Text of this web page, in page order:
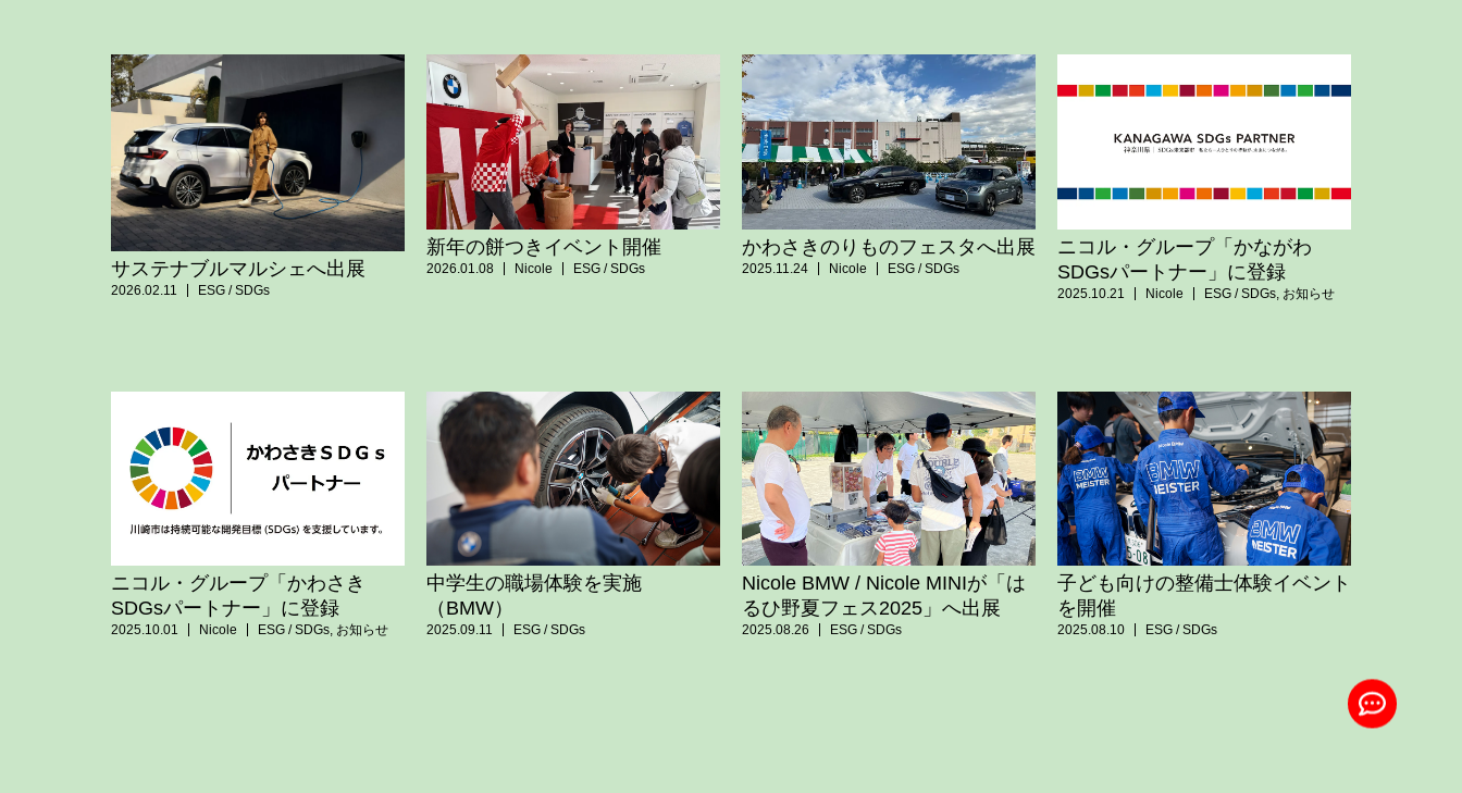
サステナブルマルシェへ出展
2026.02.11 ESG / SDGs
新年の餅つきイベント開催
2026.01.08 Nicole ESG / SDGs
かわさきのりものフェスタへ出展
2025.11.24 Nicole ESG / SDGs
ニコル・グループ「かながわ
SDGsパートナー」に登録
2025.10.21 Nicole ESG / SDGs お知らせ
ニコル・グループ「かわさき
SDGsパートナー」に登録
2025.10.01 Nicole ESG / SDGs, お知らせ
中学生の職場体験を実施
（BMW）
2025.09.11 ESG / SDGs
Nicole BMW / Nicole MINIが「は
るひ野夏フェス2025」へ出展
2025.08.26 ESG / SDGs
子ども向けの整備士体験イベント
を開催
2025.08.10 ESG / SDGs